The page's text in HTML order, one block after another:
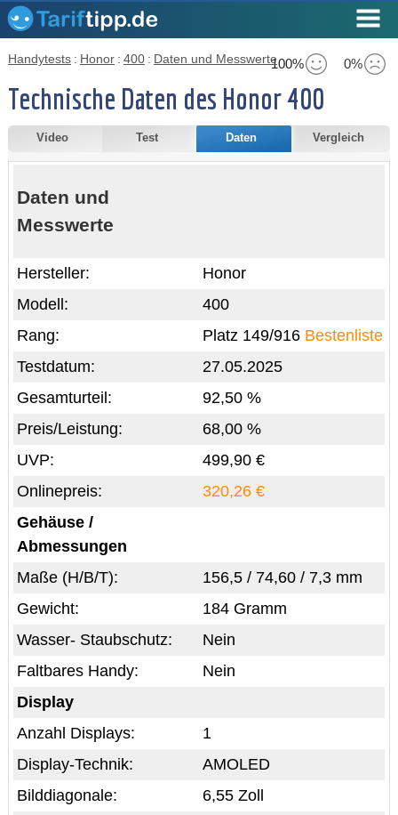
100% 0%
Handytests : Honor : 400 : Daten und Messwerte
Technische Daten des Honor 400
Video Test Daten Vergleich
Daten und
Messwerte
Honor
Hersteller:
400
Modell:
Platz 149/916 Bestenliste
Rang:
27.05.2025
Testdatum:
92,50 %
Gesamturteil:
68,00 %
Preis/Leistung:
499,90 €
UVP:
320,26 €
Onlinepreis:
Gehäuse /
Abmessungen
156,5 / 74,60 / 7,3 mm
Maße (H/B/T):
184 Gramm
Gewicht:
Nein
Wasser- Staubschutz:
Nein
Faltbares Handy:
Display
1
Anzahl Displays:
AMOLED
Display-Technik:
6,55 Zoll
Bilddiagonale: